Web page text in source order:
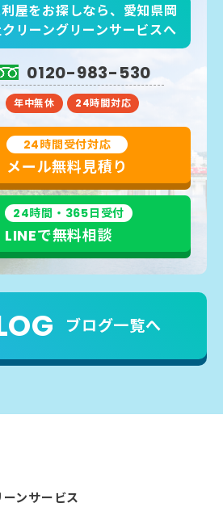
屋をお探しなら、愛知県岡
リーングリーンサービスへ
0120-983-530
年中無休 24時間対応
24時間受付対応
メール無料見積り
24時間・365日受付
LINEで無料相談
ブログ一覧へ
ンサービス